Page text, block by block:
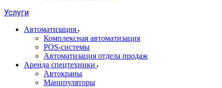
Услуги
Автоматизация
Комплексная автоматизация
POS-системы
Автоматизация отдела продаж
Аренда спецтехники
Автокраны
Манипуляторы